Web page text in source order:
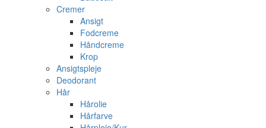
Cremer
Ansigt
Fodcreme
Håndcreme
Krop
Ansigtspleje
Deodorant
Hår
Hårolie
Hårfarve